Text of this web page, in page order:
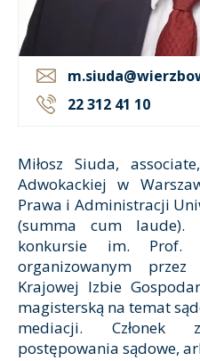
22 312 41 10
Miłosz Siuda,
Adwokackiej w
Prawa i Administracji
(summa cum laude).
konkursie im. Prof.
organizowanym
Krajowej Izbie
magisterską na temat
mediacji. Członek
postępowania sądowe,